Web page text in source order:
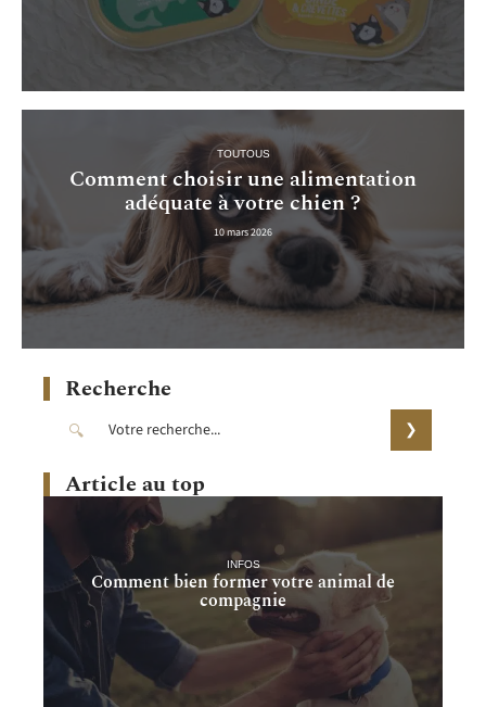
TOUTOUS
Comment choisir une alimentation
adéquate à votre chien ?
10 mars 2026
Recherche
Article au top
INFOS
Comment bien former votre animal de
compagnie